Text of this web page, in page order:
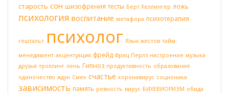
старость сон шизофрения тесты Берт Хеллингер ложь
психология воспитание метафора психотерапия
гештальт психолог Язык жестов тайм-
менеджмент акцентуация фрейд Фриц Перлз настроение музыка
друзья троллинг лень Гипноз продуктивность образование
одиночество ждун Смех счастье коронавирус соционика
зависимость память ревность вирус БИХЕВИОРИЗМ обида